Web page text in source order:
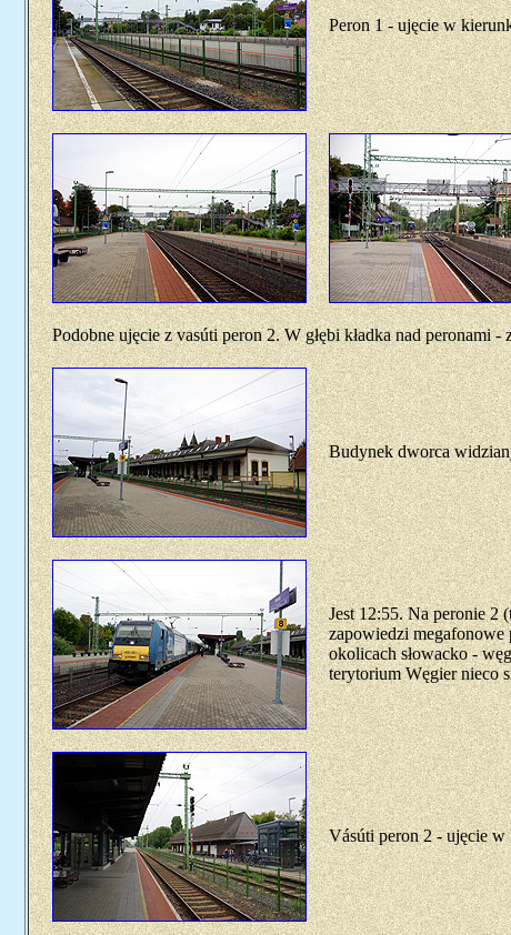
Peron 1 - ujęcie w
Podobne ujęcie z vasúti peron 2. W głębi kładka nad peronami
Budynek dworca
Jest 12:55. Na peronie 2
zapowiedzi megafonowe
okolicach słowacko -
terytorium Węgier nieco
Vásúti peron 2 - ujęcie w